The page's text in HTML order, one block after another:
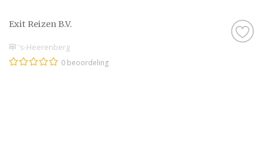
Exit Reizen B.V.
's-Heerenberg
0 beoordeling